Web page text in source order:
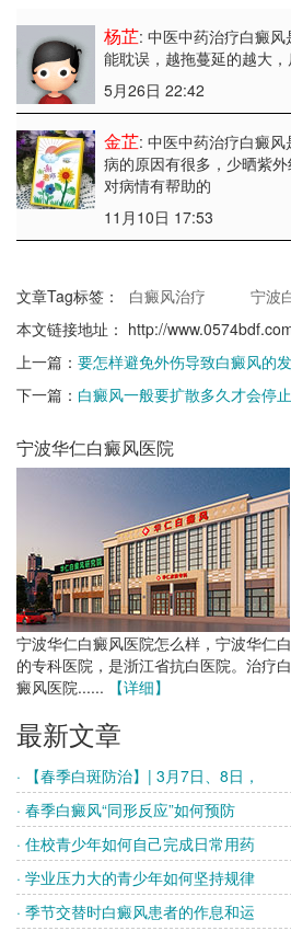
杨芷: 中医中药治疗白癜
能耽误，越拖蔓延的越大
5月26日 22:42
金芷: 中医中药治疗白癜
病的原因有很多，少晒紫
对病情有帮助的
11月10日 17:53
文章Tag标签： 白癜风治疗
宁波
本文链接地址： http://
上一篇： 要怎样避免外伤导致白癜风的
下一篇： 白癜风一般要扩散多久才会停止
宁波华仁白癜风医院
宁波华仁白癜风医院怎么样，宁波华仁
的专科医院，是浙江省抗白医院。治疗
癜风医院......
【详细】
最新文章
· 【春季白斑防治】| 3月7日、8日，
· 春季白癜风“同形反应”如何预防
· 住校青少年如何自己完成日常用药
· 学业压力大的青少年如何坚持规律
· 季节交替时白癜风患者的作息和运